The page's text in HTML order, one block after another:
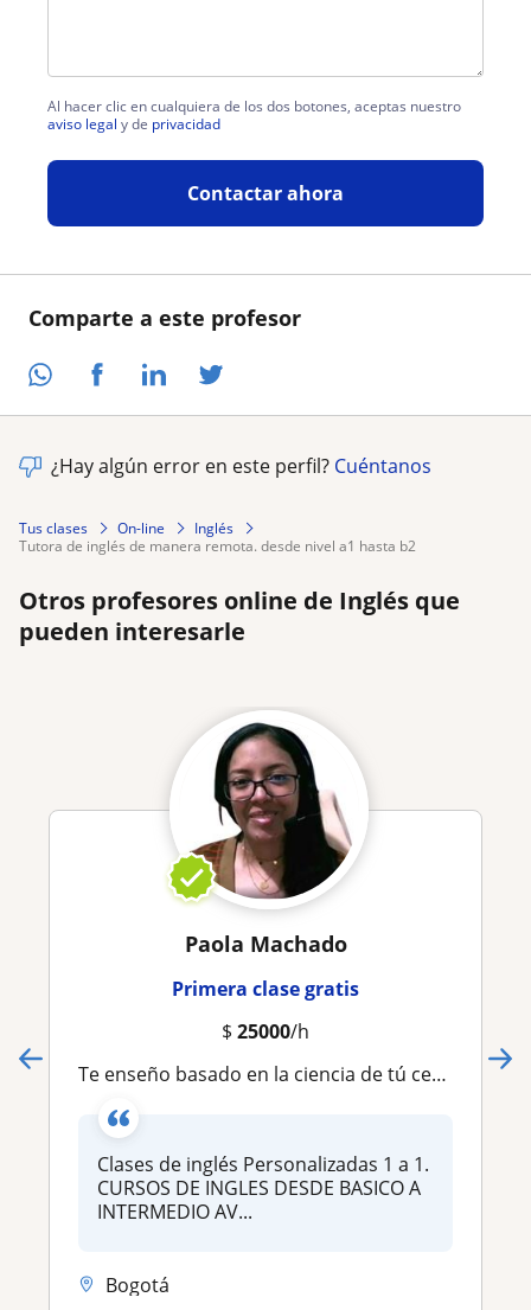
Comparte a este profesor
Al hacer clic en cualquiera de los dos botones, aceptas nuestro
aviso legal y de privacidad
Contactar ahora
¿Hay algún error en este perfil? Cuéntanos
Tus clases On-line
Inglés
tutora de inglés de manera remota. desde nivel a1 hasta b2
Otros profesores online de Inglés que
pueden interesarle
Paola Machado
Primera clase gratis
$ 25000/h
Te enseño basado en la ciencia de tú cerebro 🧠 ya que Entender no es integrar. Para adolescentes Asesoría Escolar PARA BÁSICOS DESDE CERO CURSOS (2 PEOPLE POR CLASE)
Clases de inglés Personalizadas 1 a 1.
CURSOS DE INGLES DESDE BASICO A
INTERMEDIO AV...
Bogotá